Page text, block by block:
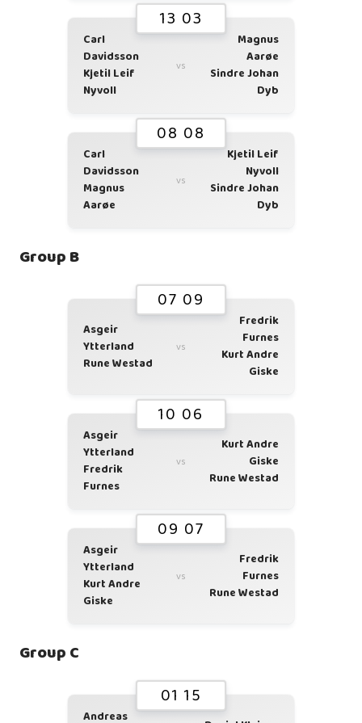
13 03
Carl
Davidsson
Kjetil Leif
Nyvoll
vs
Magnus
Aarøe
Sindre Johan
Dyb
08 08
Carl
Davidsson
Magnus
Aarøe
vs
Kjetil Leif
Nyvoll
Sindre Johan
Dyb
Group B
07 09
Asgeir
Ytterland
Rune Westad
vs
Fredrik
Furnes
Kurt Andre
Giske
10 06
Asgeir
Ytterland
Fredrik
Furnes
vs
Kurt Andre
Giske
Rune Westad
09 07
Asgeir
Ytterland
Kurt Andre
Giske
vs
Fredrik
Furnes
Rune Westad
Group C
01 15
Andreas